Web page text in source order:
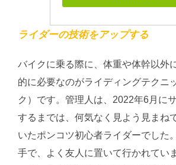
ライダーの技術をアップする
バイクに乗る際に、体重や体幹以外
的に必要なのがライディングテクニ
ク）です。管理人は、2022年6月に
するまでは、何気なく見よう見まね
いたポンコツ初心者ライダーでした
手で、よく友人に置いて行かれてい